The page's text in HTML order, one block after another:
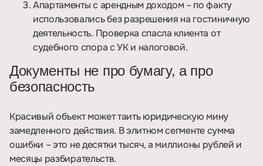
Апартаменты с арендным доходом – по факту
использовались без разрешения на гостиничную
деятельность. Проверка спасла клиента от
судебного спора с УК и налоговой.
Документы не про бумагу, а про
безопасность
Красивый объект может таить юридическую мину
замедленного действия. В элитном сегменте сумма
ошибки – это не десятки тысяч, а миллионы рублей и
месяцы разбирательств.